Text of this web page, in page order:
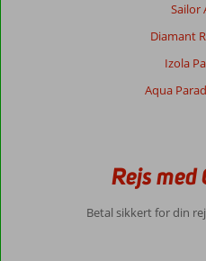
Sailor
Diamant
Izola
Aqua
Rejs med
Betal sikkert for din